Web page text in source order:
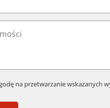
na przetwarzanie wskazanych